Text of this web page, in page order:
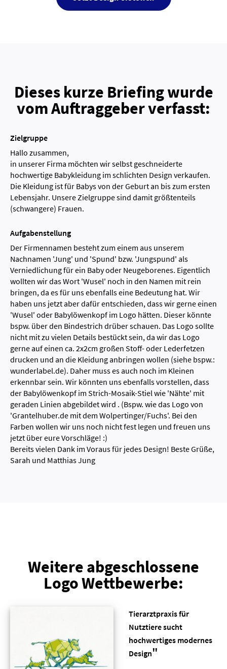
Dieses kurze Briefing wurde
vom Auftraggeber verfasst:
Zielgruppe
Hallo zusammen,
in unserer Firma möchten wir selbst geschneiderte
hochwertige Babykleidung im schlichten Design verkaufen.
Die Kleidung ist für Babys von der Geburt an bis zum ersten
Lebensjahr. Unsere Zielgruppe sind damit größtenteils
(schwangere) Frauen.
Aufgabenstellung
Der Firmennamen besteht zum einem aus unserem
Nachnamen 'Jung' und 'Spund' bzw. 'Jungspund' als
Verniedlichung für ein Baby oder Neugeborenes. Eigentlich
wollten wir das Wort 'Wusel' noch in den Namen mit rein
bringen, da es für uns ebenfalls eine Bedeutung hat. Wir
haben uns jetzt aber dafür entschieden, dass wir gerne einen
'Wusel' oder Babylöwenkopf im Logo hätten. Dieser könnte
bspw. über den Bindestrich drüber schauen. Das Logo sollte
nicht mit zu vielen Details bestückt sein, da wir das Logo
gerne auf einen ca. 2x2cm großen Stoff- oder Lederfetzen
drucken und an die Kleidung anbringen wollen (siehe bspw.:
wunderlabel.de). Daher muss es auch noch im Kleinen
erkennbar sein. Wir könnten uns ebenfalls vorstellen, dass
der Babylöwenkopf im Strich-Mosaik-Stiel wie 'Nähte' mit
geraden Linien abgebildet wird . (Bspw. wie das Logo von
'Grantelhuber.de mit dem Wolpertinger/Fuchs'. Bei den
Farben wollen wir uns noch nicht fest legen und freuen uns
jetzt über eure Vorschläge! :)
Bereits vielen Dank im Voraus für jedes Design! Beste Grüße,
Sarah und Matthias Jung
Weitere abgeschlossene
Logo Wettbewerbe:
Tierarztpraxis für
Nutztiere sucht
hochwertiges modernes
Design"